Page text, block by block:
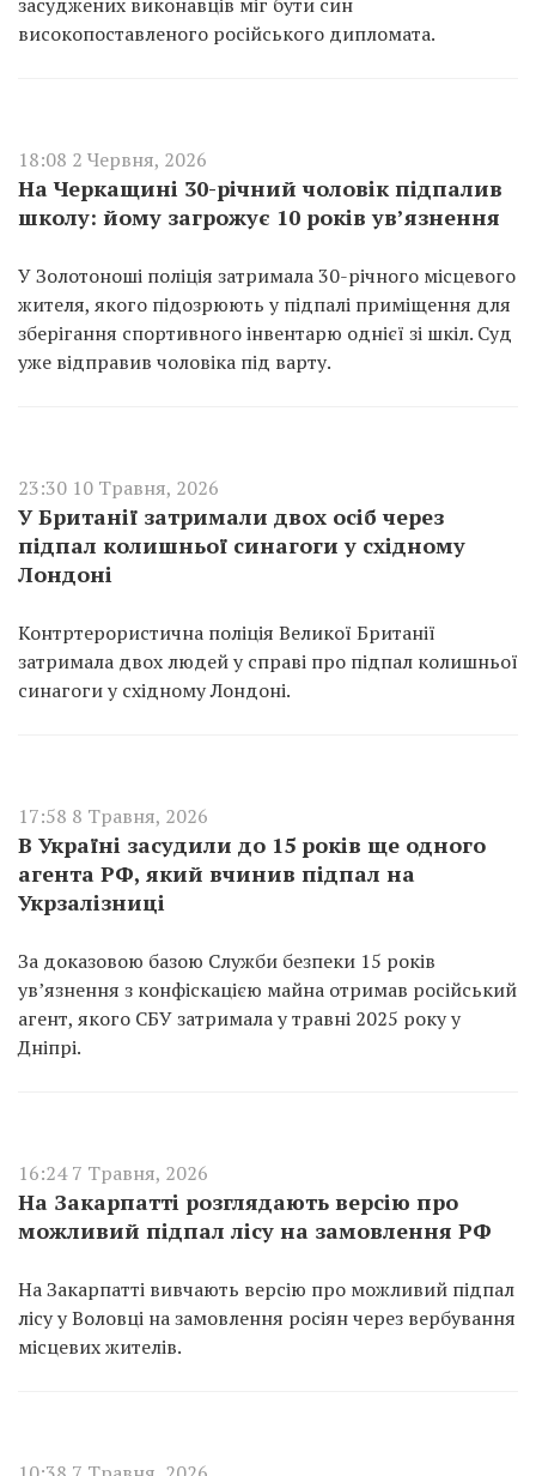
високопоставленого російського дипломата.
18:08 2 Червня, 2026
На Черкащині 30-річний чоловік підпалив
школу: йому загрожує 10 років ув’язнення
У Золотоноші поліція затримала 30-річного місцевого
жителя, якого підозрюють у підпалі приміщення для
зберігання спортивного інвентарю однієї зі шкіл. Суд
уже відправив чоловіка під варту.
23:30 10 Травня, 2026
У Британії затримали двох осіб через
підпал колишньої синагоги у східному
Лондоні
Контртерористична поліція Великої Британії
затримала двох людей у справі про підпал колишньої
синагоги у східному Лондоні.
17:58 8 Травня, 2026
В Україні засудили до 15 років ще одного
агента РФ, який вчинив підпал на
Укрзалізниці
За доказовою базою Служби безпеки 15 років
ув’язнення з конфіскацією майна отримав російський
агент, якого СБУ затримала у травні 2025 року у
Дніпрі.
16:24 7 Травня, 2026
На Закарпатті розглядають версію про
можливий підпал лісу на замовлення РФ
На Закарпатті вивчають версію про можливий підпал
лісу у Воловці на замовлення росіян через вербування
місцевих жителів.